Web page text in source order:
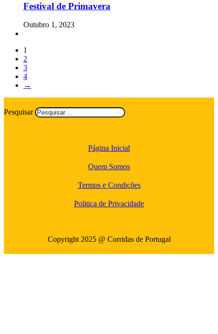
Festival de Primavera
Outubro 1, 2023
1
2
3
4
→
Pesquisar
Página Inicial
Quem Somos
Termos e Condições
Politica de Privacidade
Copyright 2025 @ Corridas de Portugal